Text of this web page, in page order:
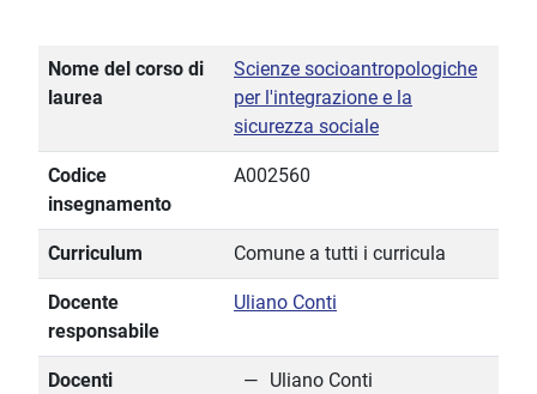
Nome del corso di
laurea
Scienze socioantropologiche
per l'integrazione e la
sicurezza sociale
Codice
insegnamento
A002560
Curriculum Comune a tutti i curricula
Docente
responsabile
Uliano Conti
Docenti Uliano Conti